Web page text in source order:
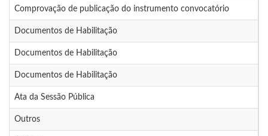
Comprovação de publicação do instrumento convocatório
Documentos de Habilitação
Documentos de Habilitação
Documentos de Habilitação
Ata da Sessão Pública
Outros